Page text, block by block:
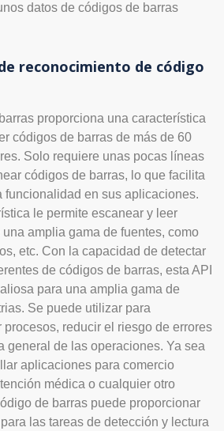
datos de códigos de barras
reconocimiento de código
proporciona una característica
códigos de barras de más de 60
Solo requiere unas pocas líneas
códigos de barras, lo que facilita
funcionalidad en sus aplicaciones.
le permite escanear y leer
amplia gama de fuentes, como
etc. Con la capacidad de detectar
de códigos de barras, esta API
para una amplia gama de
Se puede utilizar para
reducir el riesgo de errores
general de las operaciones. Ya sea
aplicaciones para comercio
médica o cualquier otro
de barras puede proporcionar
las tareas de detección y lectura